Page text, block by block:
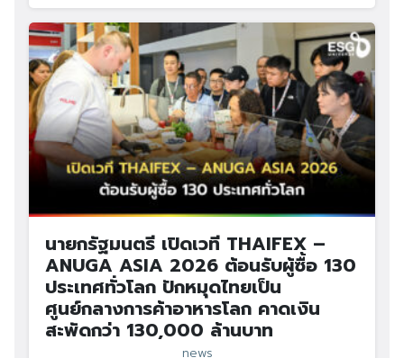
นายกรัฐมนตรี เปิดเวที THAIFEX –
ANUGA ASIA 2026 ต้อนรับผู้ซื้อ 130
ประเทศทั่วโลก ปักหมุดไทยเป็น
ศูนย์กลางการค้าอาหารโลก คาดเงิน
สะพัดกว่า 130,000 ล้านบาท
news